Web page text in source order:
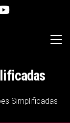
Simplificadas